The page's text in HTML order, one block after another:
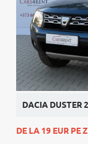
DACIA DUSTER
DE LA 19 EUR PE